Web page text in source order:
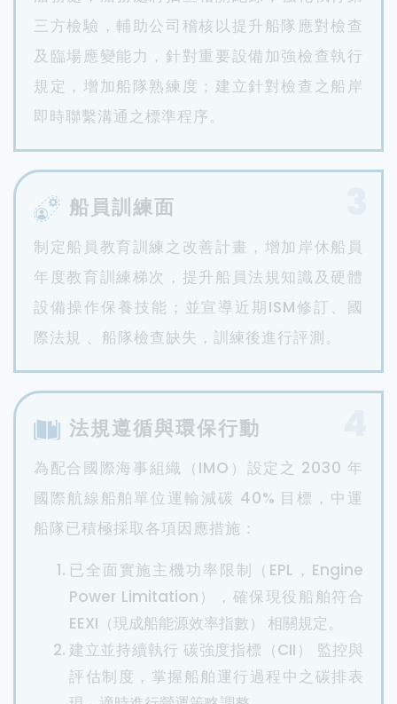
三方檢驗，輔助公司稽核以提升船隊應對檢查
及臨場應變能力，針對重要設備加強檢查執行
規定，增加船隊熟練度；建立針對檢查之船岸
即時聯繫溝通之標準程序。
船員訓練面
制定船員教育訓練之改善計畫，增加岸休船員
年度教育訓練梯次，提升船員法規知識及硬體
設備操作保養技能；並宣導近期ISM修訂、國
際法規 、船隊檢查缺失，訓練後進行評測。
法規遵循與環保行動
為配合國際海事組織（IMO）設定之 2030 年
國際航線船舶單位運輸減碳 40% 目標，中運
船隊已積極採取各項因應措施：
已全面實施主機功率限制（EPL，Engine
Power Limitation），確保現役船舶符合
EEXI（現成船能源效率指數） 相關規定。
建立並持續執行 碳強度指標（CII） 監控與
評估制度，掌握船舶運行過程中之碳排表